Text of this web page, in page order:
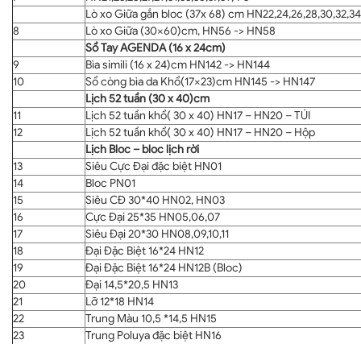
Lò xo Giữa gắn bloc (37x 68) cm
8
Lò xo Giữa (30×60)cm, HN56 -> HN58
Sổ Tay AGENDA (16 x 24cm)
9
Bìa simili (16 x 24)cm HN142 -> HN144
10
Sổ còng bìa da Khổ(17×23)cm HN145 -> HN147
Lịch 52 tuần (30 x 40)cm
11
Lịch 52 tuần khổ( 30 x 40) HN17 – HN20 – TÚI
12
Lịch 52 tuần khổ( 30 x 40) HN17 – HN20 – Hộp
Lịch Bloc – bloc lịch rời
13
Siêu Cực Đại đặc biệt HN01
14
Bloc PN01
15
Siêu CĐ 30*40 HN02, HN03
16
Cực Đại 25*35 HN05,06,07
17
Siêu Đại 20*30 HN08,09,10,11
18
Đại Đặc Biệt 16*24 HN12
19
Đại Đặc Biệt 16*24 HN12B (Bloc)
20
Đại 14,5*20,5 HN13
21
Lỡ 12*18 HN14
22
Trung Màu 10,5 *14,5 HN15
23
Trung Poluya đặc biệt HN16